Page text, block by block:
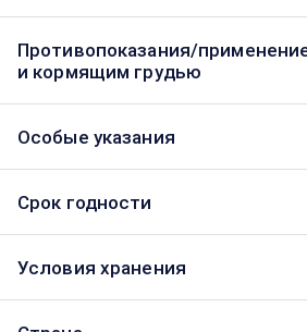
Противопоказания/
и кормящим грудью
Особые указания
Срок годности
Условия хранения